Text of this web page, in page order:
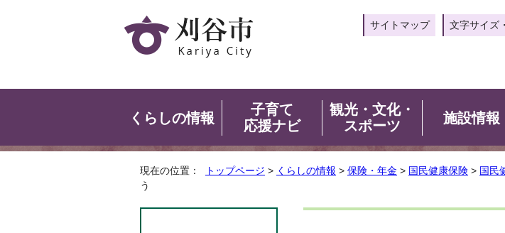
サイトマップ 文字サイズ
くらしの情報
子育て
応援ナビ
観光・文化・
スポーツ
施設情報
現在の位置： トップページ > くらしの情報 > 保険・年金 > 国民健康保険 > 国民
う